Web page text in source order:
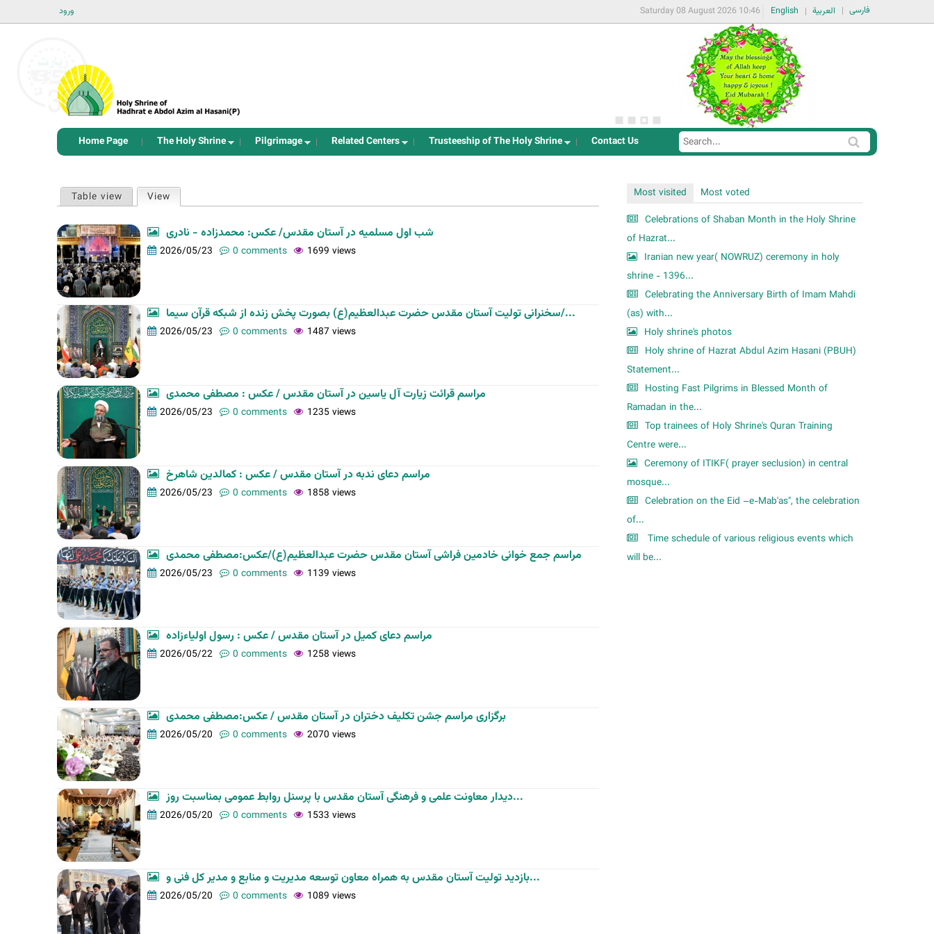
ورود فارسی العربية English
Saturday 08 August 2026 10:46
Home Page The Holy Shrine Pilgrimage Related Centers Trusteeship of The Holy Shrine Contact Us
S
a
c
f
o
r
S
e
r
c
i
m
a
r
y
t
a
b
s
Table view View
شب اول مسلمیه در آستان مقدس/ عکس: محمدزاده - نادری
2026/05/23 0 comments 1699 views
سخنرانی تولیت آستان مقدس حضرت عبدالعظیم(ع) بصورت پخش زنده از شبکه قرآن سیما/...
2026/05/23 0 comments 1487 views
مراسم قرائت زیارت آل یاسین در آستان مقدس / عکس : مصطفی محمدی
2026/05/23 0 comments 1235 views
مراسم دعای ندبه در آستان مقدس / عکس : کمالدین شاهرخ
2026/05/23 0 comments 1858 views
مراسم جمع خوانی خادمین فراشی آستان مقدس حضرت عبدالعظیم(ع)/عکس:مصطفی محمدی
2026/05/23 0 comments 1139 views
مراسم دعای کمیل در آستان مقدس / عکس : رسول اولیاءزاده
2026/05/22 0 comments 1258 views
برگزاری مراسم جشن تکلیف دختران در آستان مقدس / عکس:مصطفی محمدی
2026/05/20 0 comments 2070 views
دیدار معاونت علمی و فرهنگی آستان مقدس با پرسنل روابط عمومی بمناسبت روز...
2026/05/20 0 comments 1533 views
بازدید تولیت آستان مقدس به همراه معاون توسعه مدیریت و منابع و مدیر کل فنی و...
2026/05/20 0 comments 1089 views
Most visited
Most voted
Celebrations of Shaban Month in the Holy Shrine
of Hazrat...
Iranian new year( NOWRUZ) ceremony in holy
shrine - 1396...
Celebrating the Anniversary Birth of Imam Mahdi
(as) with...
Holy shrine's photos
Holy shrine of Hazrat Abdul Azim Hasani (PBUH)
Statement...
Hosting Fast Pilgrims in Blessed Month of
Ramadan in the...
Top trainees of Holy Shrine's Quran Training
Centre were...
Ceremony of ITIKF( prayer seclusion) in central
mosque...
Celebration on the Eid –e-Mab'as", the celebration
of...
Time schedule of various religious events which
will be...